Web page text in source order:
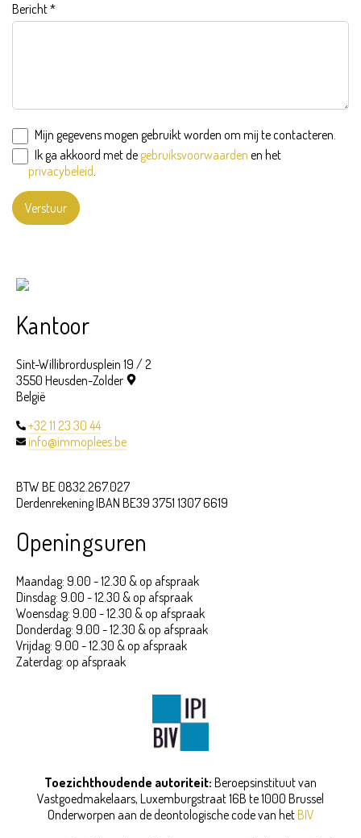
Bericht*
Mijn gegevens mogen gebruikt worden om mij te contacteren.
Ik ga akkoord met de gebruiksvoorwaarden en het
privacybeleid.
Verstuur
Kantoor
Sint-Willibrordusplein 19 / 2
3550 Heusden-Zolder
België
+32 11 23 30 44
info@immoplees.be
BTW BE 0832.267.027
Derdenrekening IBAN BE39 3751 1307 6619
Openingsuren
Maandag: 9.00 - 12.30 & op afspraak
Dinsdag: 9.00 - 12.30 & op afspraak
Woensdag: 9.00 - 12.30 & op afspraak
Donderdag: 9.00 - 12.30 & op afspraak
Vrijdag: 9.00 - 12.30 & op afspraak
Zaterdag: op afspraak
Toezichthoudende autoriteit: Beroepsinstituut van
Vastgoedmakelaars, Luxemburgstraat 16B te 1000 Brussel
Onderworpen aan de deontologische code van het BIV